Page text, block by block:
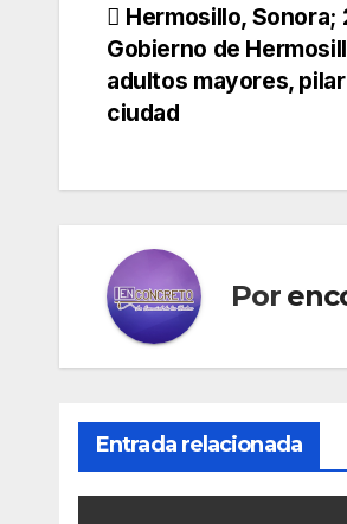
Navegación
de
entradas
Hermosillo,
Gobierno de
adultos mayores,
ciudad
Por
Entrada relacionada